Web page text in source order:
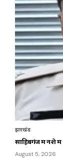
झारखंड
साहिबगंज में नशे में
August 5, 2026